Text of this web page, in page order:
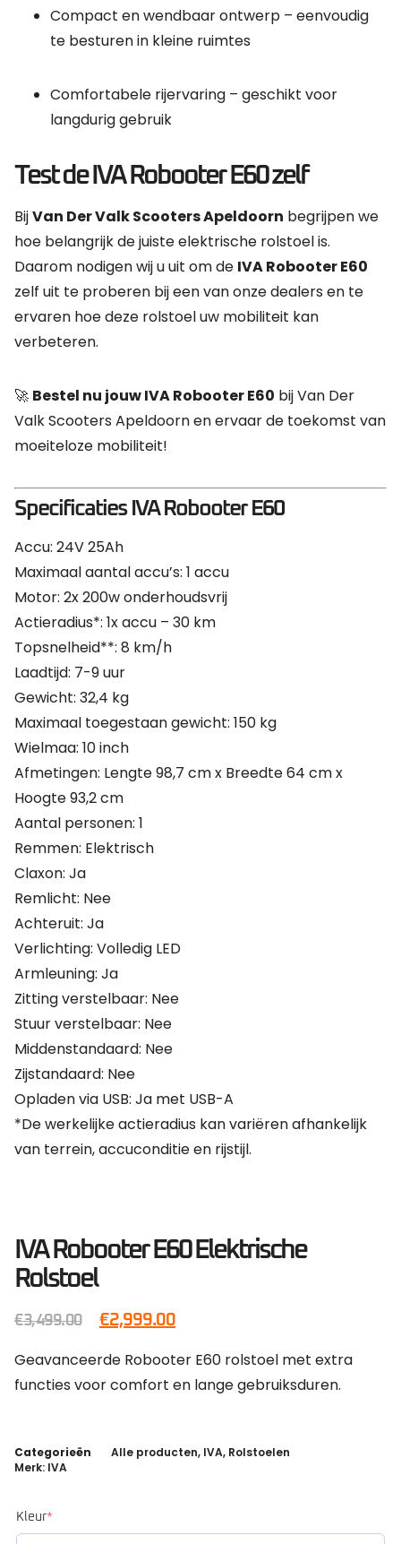
Compact en wendbaar ontwerp – eenvoudig
te besturen in kleine ruimtes
Comfortabele rijervaring – geschikt voor
langdurig gebruik
Test de IVA Robooter E60 zelf
BijVan Der Valk Scooters Apeldoorn begrijpen we
hoe belangrijk de juiste elektrische rolstoel is.
Daarom nodigen wij u uit om de IVA Robooter E60
zelf uit te proberen bij een van onze dealers en te
ervaren hoe deze rolstoel uw mobiliteit kan
verbeteren.
🚀 Bestel nu jouw IVA Robooter E60 bij Van Der
Valk Scooters Apeldoorn en ervaar de toekomst van
moeiteloze mobiliteit!
Specificaties IVA Robooter E60
Accu: 24V 25Ah
Maximaal aantal accu’s: 1 accu
Motor: 2x 200w onderhoudsvrij
Actieradius*: 1x accu – 30 km
Topsnelheid**: 8 km/h
Laadtijd: 7-9 uur
Gewicht: 32,4 kg
Maximaal toegestaan gewicht: 150 kg
Wielmaa: 10 inch
Afmetingen: Lengte 98,7 cm x Breedte 64 cm x
Hoogte 93,2 cm
Aantal personen: 1
Remmen: Elektrisch
Claxon: Ja
Remlicht: Nee
Achteruit: Ja
Verlichting: Volledig LED
Armleuning: Ja
Zitting verstelbaar: Nee
Stuur verstelbaar: Nee
Middenstandaard: Nee
Zijstandaard: Nee
Opladen via USB: Ja met USB-A
*De werkelijke actieradius kan variëren afhankelijk
van terrein, accuconditie en rijstijl.
IVA Robooter E60 Elektrische
Rolstoel
€3,499.00 €2,999.00
Geavanceerde Robooter E60 rolstoel met extra
functies voor comfort en lange gebruiksduren.
Categorieën Alle producten, IVA, Rolstoelen
Merk: IVA
Kleur*